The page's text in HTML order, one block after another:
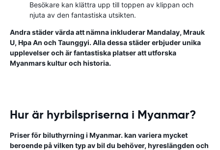
Besökare kan klättra upp till toppen av klippan och
njuta av den fantastiska utsikten.
Andra städer värda att nämna inkluderar Mandalay, Mrauk
U, Hpa An och Taunggyi. Alla dessa städer erbjuder unika
upplevelser och är fantastiska platser att utforska
Myanmars kultur och historia.
Hur är hyrbilspriserna i Myanmar?
Priser för biluthyrning i Myanmar. kan variera mycket
beroende på vilken typ av bil du behöver, hyreslängden och